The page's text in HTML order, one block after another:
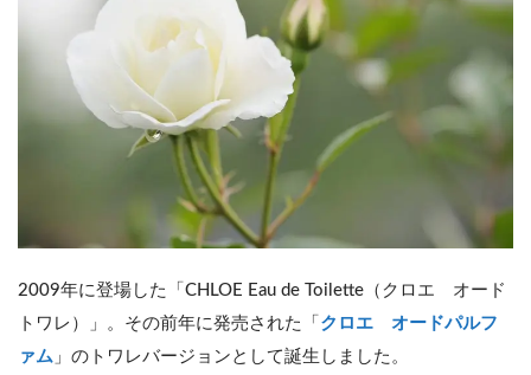
2009年に登場した「CHLOE Eau de Toilette（クロエ オード
トワレ）」。その前年に発売された「 クロエ オードパルフ
ァム 」のトワレバージョンとして誕生しました。